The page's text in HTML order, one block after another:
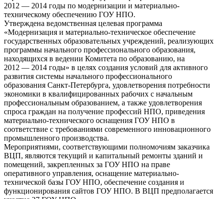
2012 — 2014 годы по модернизации и материально-
техническому обеспечению ГОУ НПО.
Утверждена ведомственная целевая программа
«Модернизация и материально-техническое обеспечение
государственных образовательных учреждений, реализующих
программы начального профессионального образования,
находящихся в ведении Комитета по образованию, на
2012 — 2014 годы» в целях создания условий для активного
развития системы начального профессионального
образования Санкт-Петербурга, удовлетворения потребности
экономики в квалифицированных рабочих с начальным
профессиональным образованием, а также удовлетворения
спроса граждан на получение профессий НПО, приведения
материально-технического оснащения ГОУ НПО в
соответствие с требованиями современного инновационного
промышленного производства.
Мероприятиями, соответствующими полномочиям заказчика
ВЦП, являются текущий и капитальный ремонты зданий и
помещений, закрепленных за ГОУ НПО на праве
оперативного управления, оснащение материально-
технической базы ГОУ НПО, обеспечение создания и
функционирования сайтов ГОУ НПО. В ВЦП предполагается